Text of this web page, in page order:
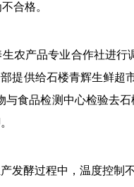
合格。
农产品专业合作社进行
提供给石楼青辉生鲜超
与食品检测中心检验去石
发酵过程中，温度控制